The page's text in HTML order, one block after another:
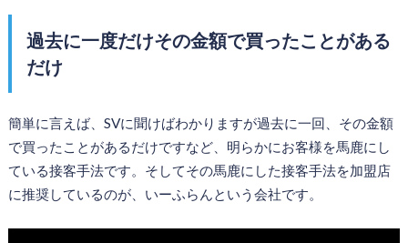
過去に一度だけその金額で買ったことがある
だけ
簡単に言えば、SVに聞けばわかりますが過去に一回、その金額
で買ったことがあるだけですなど、明らかにお客様を馬鹿にし
ている接客手法です。そしてその馬鹿にした接客手法を加盟店
に推奨しているのが、いーふらんという会社です。